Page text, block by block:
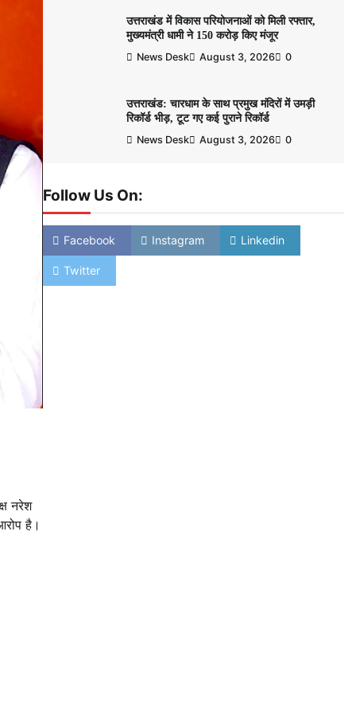
नरेश
है।
उत्तराखंड में विकास परियोजनाओं को मिली रफ्तार,
मुख्यमंत्री धामी ने 150 करोड़ किए मंजूर
News Desk August 3, 2026 0
उत्तराखंड: चारधाम के साथ प्रमुख मंदिरों में उमड़ी
रिकॉर्ड भीड़, टूट गए कई पुराने रिकॉर्ड
News Desk August 3, 2026 0
Follow Us On:
Facebook Instagram Linkedin
Twitter